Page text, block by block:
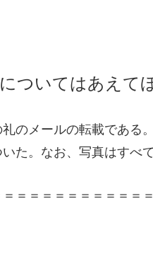
ついてはあえて
のメールの転載である
た。なお、写真はすべ
＝＝＝＝＝＝＝＝＝＝＝